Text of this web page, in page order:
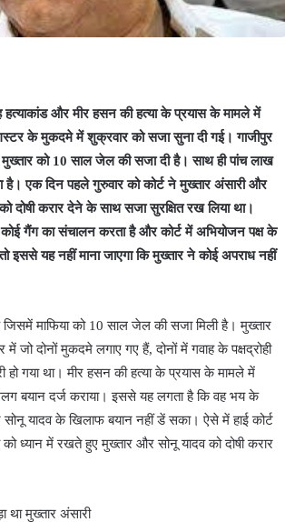
हत्याकांड और मीर हसन की हत्या के प्रयास के मामले में
के मुकदमे में शुक्रवार को सजा सुना दी गई। गाजीपुर
मुख्‍तार को 10 साल जेल की सजा दी है। साथ ही पांच लाख
है। एक दिन पहले गुरुवार को कोर्ट ने मुख्तार अंसारी और
दोषी करार देने के साथ सजा सुरक्षित रख लिया था।
गैंग का संचालन करता है और कोर्ट में अभियोजन पक्ष के
तो इससे यह नहीं माना जाएगा कि मुख्तार ने कोई अपराध नहीं
माफिया को 10 साल जेल की सजा मिली है। मुख्तार
जो दोनों मुकदमे लगाए गए हैं, दोनों में गवाह के पक्षद्रोही
हो गया था। मीर हसन की हत्या के प्रयास के मामले में
बयान दर्ज कराया। इससे यह लगता है कि वह भय के
यादव के खिलाफ बयान नहीं डें सका। ऐसे में हाई कोर्ट
ध्यान में रखते हुए मुख्तार और सोनू यादव को दोषी करार
था मुख्‍तार अंसारी